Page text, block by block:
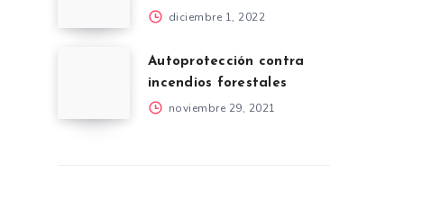
diciembre 1, 2022
Autoprotección contra
incendios forestales
noviembre 29, 2021